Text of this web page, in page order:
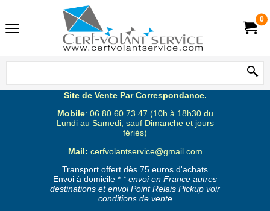
0
Site de Vente Par Correspondance.
Mobile: 06 80 60 73 47 (10h à 18h30 du
Lundi au Samedi, sauf Dimanche et jours
fériés)
Mail: cerfvolantservice@gmail.com
Transport offert dès 75 euros d'achats
Envoi à domicile * * envoi en France autres
destinations et envoi Point Relais Pickup voir
conditions de vente